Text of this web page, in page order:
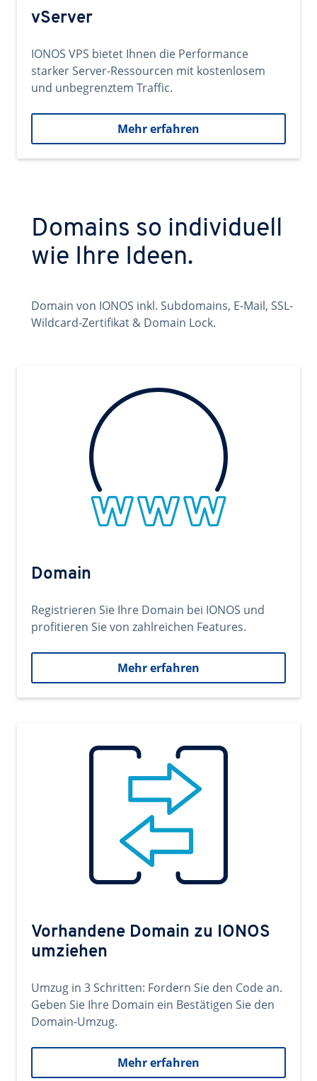
vServer
IONOS VPS bietet Ihnen die Performance
starker Server-Ressourcen mit kostenlosem
und unbegrenztem Traffic.
Mehr erfahren
Domains so individuell
wie Ihre Ideen.
Domain von IONOS inkl. Subdomains, E-Mail, SSL-
Wildcard-Zertifikat & Domain Lock.
Domain
Registrieren Sie Ihre Domain bei IONOS und
profitieren Sie von zahlreichen Features.
Mehr erfahren
Vorhandene Domain zu IONOS
umziehen
Umzug in 3 Schritten: Fordern Sie den Code an.
Geben Sie Ihre Domain ein Bestätigen Sie den
Domain-Umzug.
Mehr erfahren